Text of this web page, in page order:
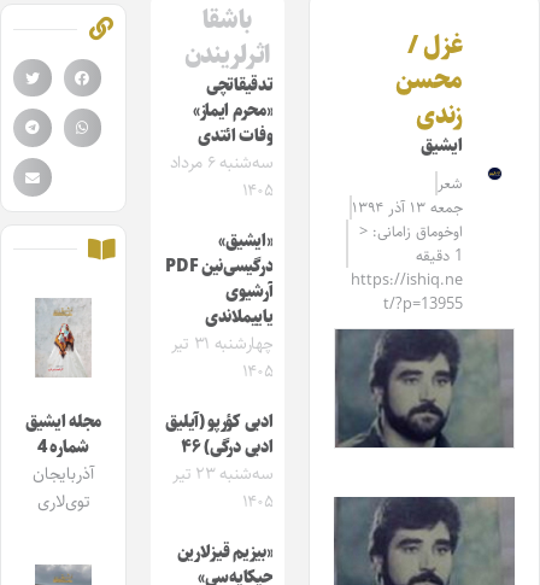
غزل /
محسن
زندی
ایشیق
شعر
جمعه ۱۳ آذر ۱۳۹۴
اوخوماق زامانی: <
1 دقیقه
https://ishiq.ne
t/?p=13955
باشقا
اثرلریندن
تدقیقاتچی
«محرم ایماز»
وفات ائتدی
سه‌شنبه ۶ مرداد
۱۴۰۵
«ایشیق»
درگیسی‌نین PDF
آرشیوی
یاییملاندی
چهارشنبه ۳۱ تیر
۱۴۰۵
ادبی کؤرپو (آیلیق
ادبی درگی) ۴۶
سه‌شنبه ۲۳ تیر
۱۴۰۵
«بیزیم قیزلارین
حیکایه‌سی»
مجله ایشیق
شماره 4
آذربایجان
توی‌لاری